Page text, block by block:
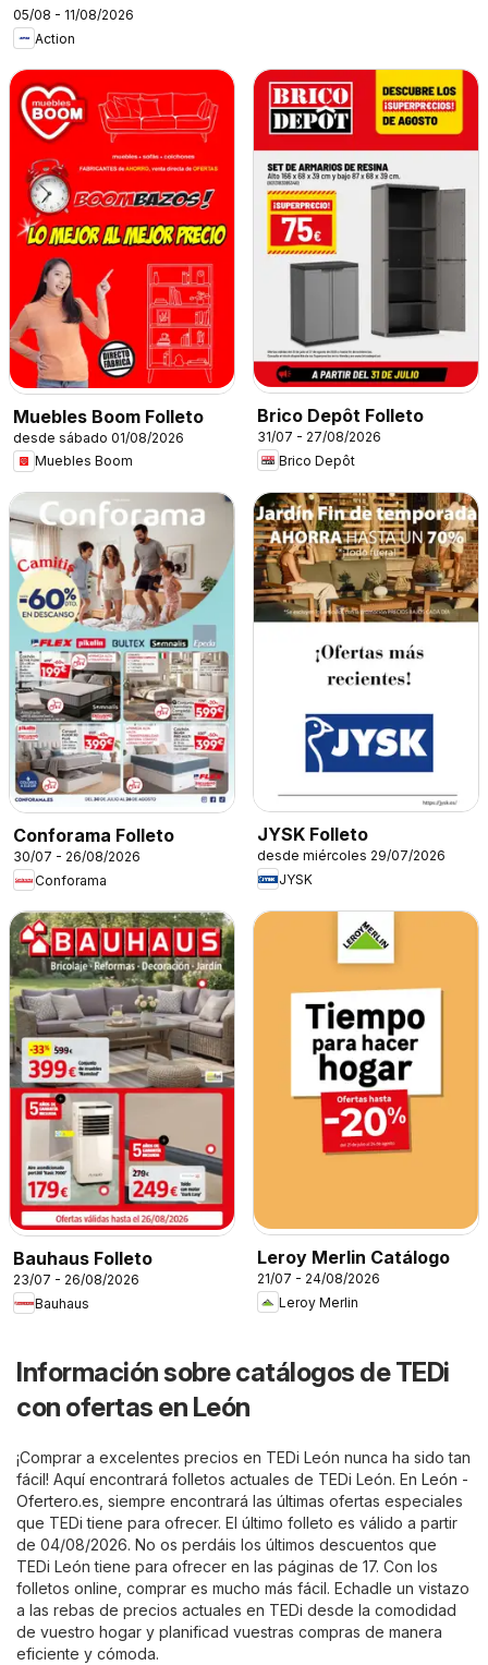
05/08 - 11/08/2026
Action
Muebles Boom Folleto
desde sábado 01/08/2026
Muebles Boom
Brico Depôt Folleto
31/07 - 27/08/2026
Brico Depôt
Conforama Folleto
30/07 - 26/08/2026
Conforama
JYSK Folleto
desde miércoles 29/07/2026
JYSK
Bauhaus Folleto
23/07 - 26/08/2026
Bauhaus
Leroy Merlin Catálogo
21/07 - 24/08/2026
Leroy Merlin
Información sobre catálogos de TEDi
con ofertas en León
¡Comprar a excelentes precios en TEDi León nunca ha sido tan
fácil! Aquí encontrará folletos actuales de TEDi León. En León -
Ofertero.es , siempre encontrará las últimas ofertas especiales
que TEDi tiene para ofrecer. El último folleto es válido a partir
de 04/08/2026. No os perdáis los últimos descuentos que
TEDi León tiene para ofrecer en las páginas de 17. Con los
folletos online, comprar es mucho más fácil. Echadle un vistazo
a las rebas de precios actuales en TEDi desde la comodidad
de vuestro hogar y planificad vuestras compras de manera
eficiente y cómoda.